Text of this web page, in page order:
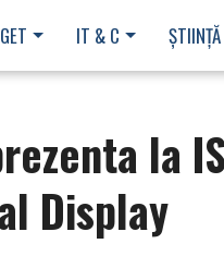
IT & C ȘTIINȚĂ
la
Display